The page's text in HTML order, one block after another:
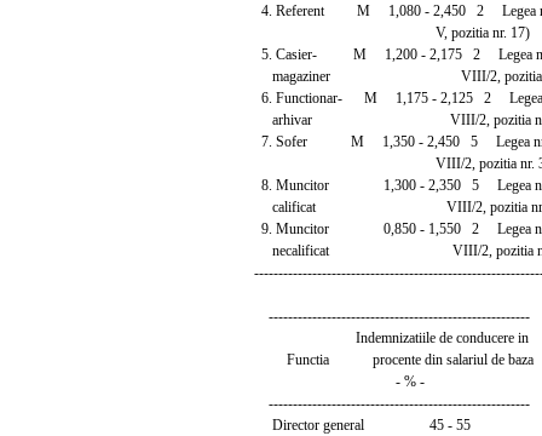
4. Referent M 1,080 - 2,450 2 Legea nr.
V, pozitia nr. 17)
5. Casier- M 1,200 - 2,175 2 Legea nr.
magaziner VIII/2, pozitia
6. Functionar- M 1,175 - 2,125 2 Legea
arhivar VIII/2, pozitia nr.
7. Sofer M 1,350 - 2,450 5 Legea nr.
VIII/2, pozitia nr.
8. Muncitor 1,300 - 2,350 5 Legea nr.
calificat VIII/2, pozitia nr.
9. Muncitor 0,850 - 1,550 2 Legea nr.
necalificat VIII/2, pozitia nr.
------------------------------------------------------
Indemnizatiile de conducere in
Functia procente din salariul de baza
- % -
------------------------------------------------------
Director general 45 - 55